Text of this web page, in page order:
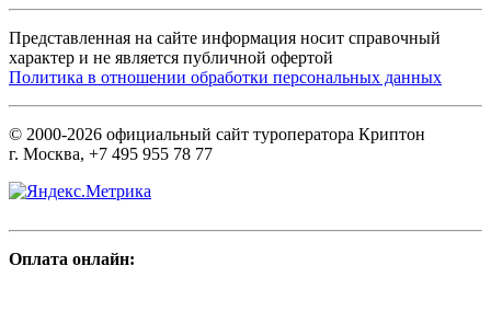
Представленная на сайте информация носит справочный
характер и не является публичной офертой
Политика в отношении обработки персональных данных
© 2000-2026 официальный сайт туроператора Криптон
г. Москва, +7 495 955 78 77
Оплата онлайн: